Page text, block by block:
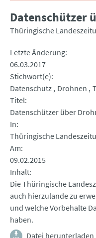
Datenschützer
Thüringische
Letzte Änderung
06.03.2017
Stichwort(e)
Datenschutz Drohnen
Titel
Datenschützer über
In
Thüringische
Am
09.02.2015
Inhalt
Die Thüringische
auch hierzulande zu
und welche Vorbehalte
haben.
Datei herunterladen